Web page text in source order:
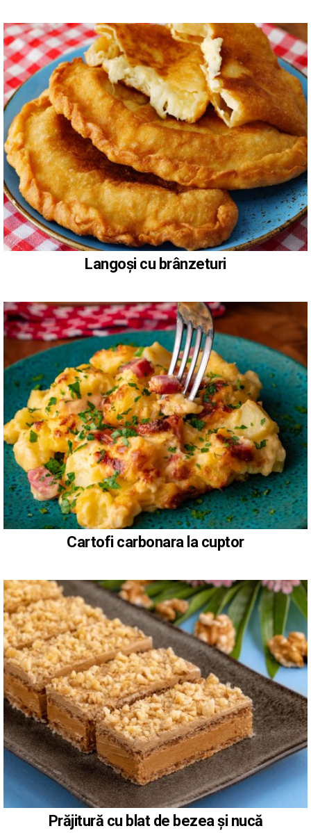
Langoși cu brânzeturi
Cartofi carbonara la cuptor
Prăjitură cu blat de bezea și nucă